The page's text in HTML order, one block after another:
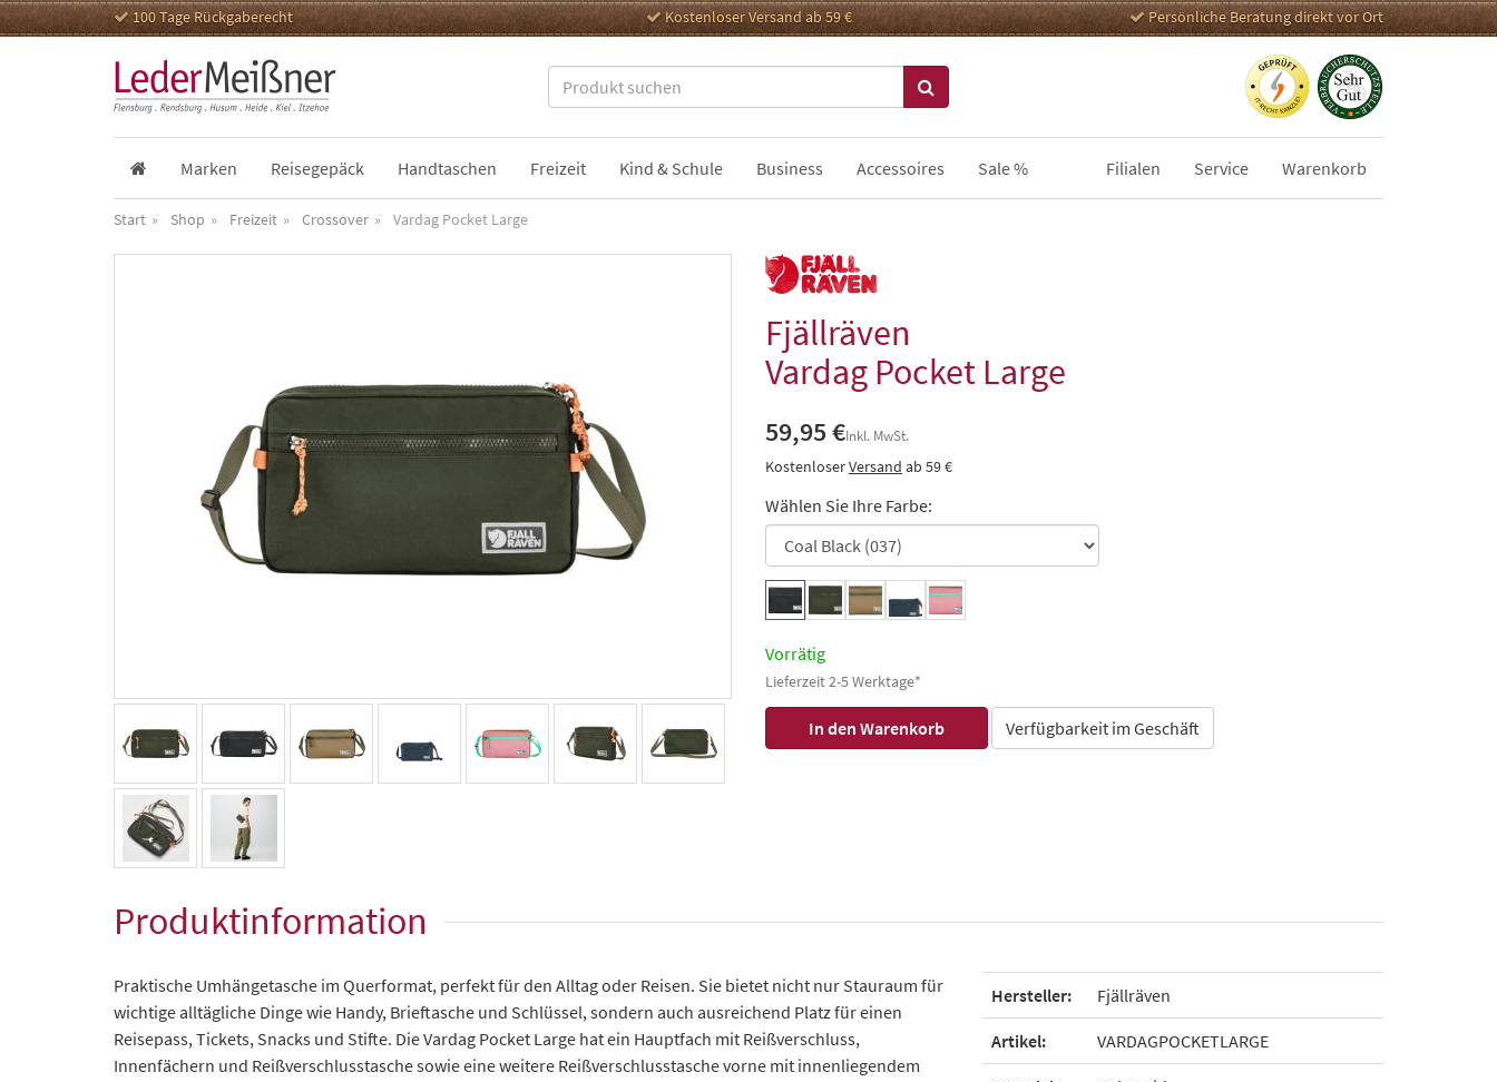
100 Tage Rückgaberecht Kostenloser Versand ab 59 € Persönliche Beratung direkt vor Ort
Marken Reisegepäck Handtaschen Freizeit Kind & Schule Business Accessoires Sale % Filialen Service Warenkorb
Start Shop Freizeit Crossover Vardag Pocket Large
Fjällräven
Vardag Pocket Large
59,95 €Inkl. MwSt.
KostenloserVersand ab 59 €
Wählen Sie Ihre Farbe:
Vorrätig
Lieferzeit 2-5 Werktage*
Verfügbarkeit im Geschäft
Produktinformation
Praktische Umhängetasche im Querformat, perfekt für den Alltag oder Reisen. Sie bietet nicht nur Stauraum für
wichtige alltägliche Dinge wie Handy, Brieftasche und Schlüssel, sondern auch ausreichend Platz für einen
Reisepass, Tickets, Snacks und Stifte. Die Vardag Pocket Large hat ein Hauptfach mit Reißverschluss,
Innenfächern und Reißverschlusstasche sowie eine weitere Reißverschlusstasche vorne mit innenliegendem
Hersteller: Fjällräven
Artikel: VARDAGPOCKETLARGE